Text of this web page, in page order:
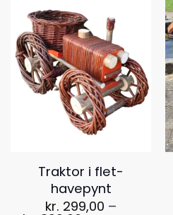
Traktor i flet-
havepynt
kr. 299,00 –